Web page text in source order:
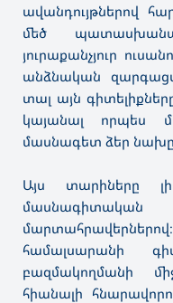
ավանդույթներով
մեծ
յուրաքանչյուր
անձնական
տալ այն
կայանալ որպես
մասնագետ ձեր
Այս տարիները լի
համալսարանի
բազմակողմանի
հիանալի